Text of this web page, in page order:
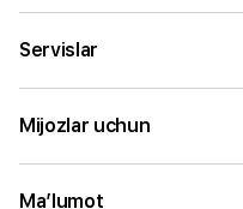
Servislar
Mijozlar uchun
Ma’lumot